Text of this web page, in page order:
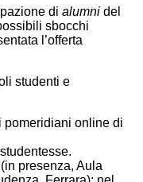
di alumni del
sbocchi
l’offerta
studenti e
pomeridiani online di
(in presenza, Aula